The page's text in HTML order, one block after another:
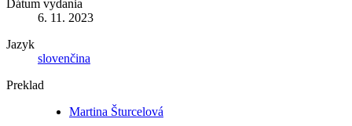
Dátum vydania
6. 11. 2023
Jazyk
slovenčina
Preklad
Martina Šturcelová